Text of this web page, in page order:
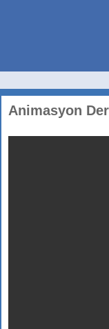
Animasyon